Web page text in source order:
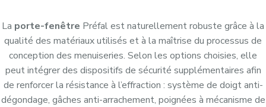
La porte-fenêtre Préfal est naturellement robuste grâce à la
qualité des matériaux utilisés et à la maîtrise du processus de
conception des menuiseries. Selon les options choisies, elle
peut intégrer des dispositifs de sécurité supplémentaires afin
de renforcer la résistance à l’effraction : système de doigt anti-
dégondage, gâches anti-arrachement, poignées à mécanisme de